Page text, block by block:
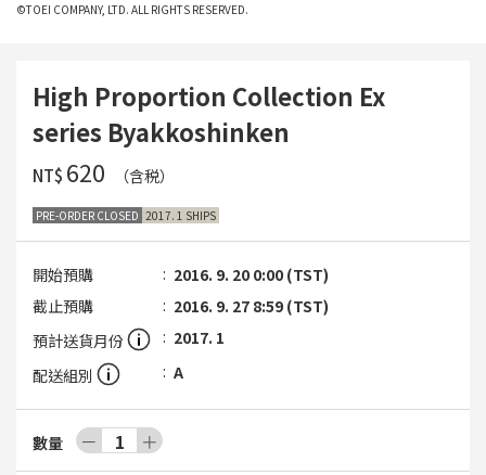
©TOEI COMPANY, LTD. ALL RIGHTS RESERVED.
High Proportion Collection Ex
series Byakkoshinken
NT$ ‌620 （含税）
PRE-ORDER CLOSED 2017. 1 SHIPS
開始預購
2016. 9. 20 0:00 (TST)
截止預購
2016. 9. 27 8:59 (TST)
預計送貨月份
2017. 1
配送組別
A
數量 － 1 ＋